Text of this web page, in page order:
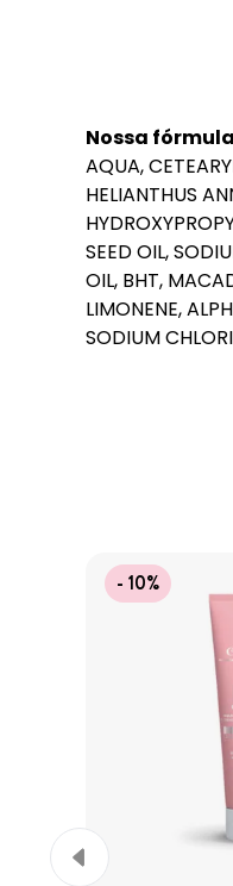
Nossa fórmula
AQUA,
HELIANTHUS
SEED OIL,
OIL, BHT,
LIMONENE,
SODIUM
- 10%